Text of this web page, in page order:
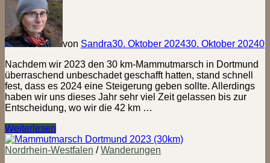
von Sandra30. Oktober 202430. Oktober 20240
Nachdem wir 2023 den 30 km-Mammutmarsch in Dortmund
überraschend unbeschadet geschafft hatten, stand schnell
fest, dass es 2024 eine Steigerung geben sollte. Allerdings
haben wir uns dieses Jahr sehr viel Zeit gelassen bis zur
Entscheidung, wo wir die 42 km …
Mammutmarsch
Hannover
2024
Weiterlesen
Nordrhein-Westfalen /Wanderungen